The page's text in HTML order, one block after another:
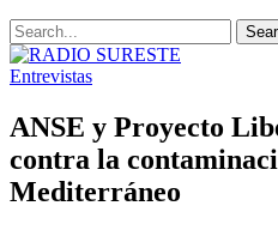
Entrevistas
ANSE y Proyecto
contra la
Mediterráneo